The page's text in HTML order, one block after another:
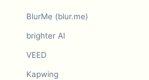
BlurMe (blur.me)
brighter AI
VEED
Kapwing